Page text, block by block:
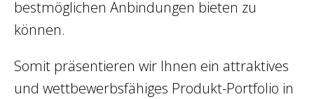
bestmöglichen Anbindungen bieten zu
können.
Somit präsentieren wir Ihnen ein attraktives
und wettbewerbsfähiges Produkt-Portfolio in